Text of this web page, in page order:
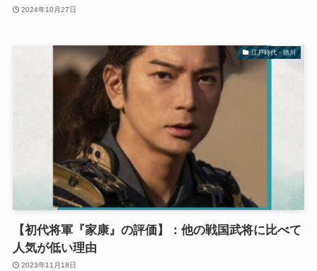
2024年10月27日
江戸時代・徳川
【初代将軍『家康』の評価】：他の戦国武将に比べて
人気が低い理由
2023年11月18日